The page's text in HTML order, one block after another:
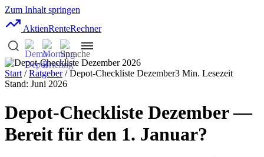
Zum Inhalt springen
AktienRenteRechner
Start /Ratgeber/ Depot-Checkliste Dezember3 Min. Lesezeit
Stand: Juni 2026
Depot-Checkliste Dezember —
Bereit für den 1. Januar?